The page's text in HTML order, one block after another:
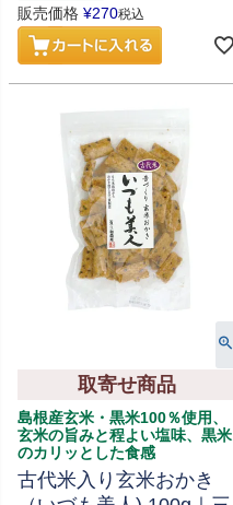
販売価格 ¥270税込
取寄せ商品
島根産玄米・黒米100％使用、
玄米の旨みと程よい塩味、黒米
のカリッとした食感
古代米入り玄米おかき